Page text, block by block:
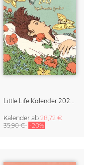
Little Life Kalender 2027 von Simone Goder
Kalender ab 28,72 €
35,90 € -20%